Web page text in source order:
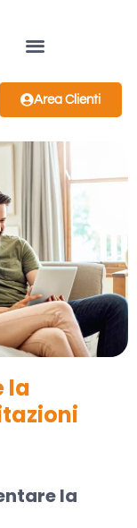
Area Clienti
la
la